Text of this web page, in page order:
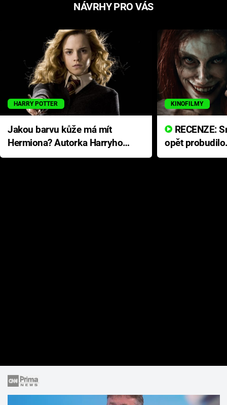
NÁVRHY PRO VÁS
HARRY POTTER
Jakou barvu kůže má mít
Hermiona? Autorka Harryho
Pottera přišla s ráznou
KINOFILMY
opět
přichází s